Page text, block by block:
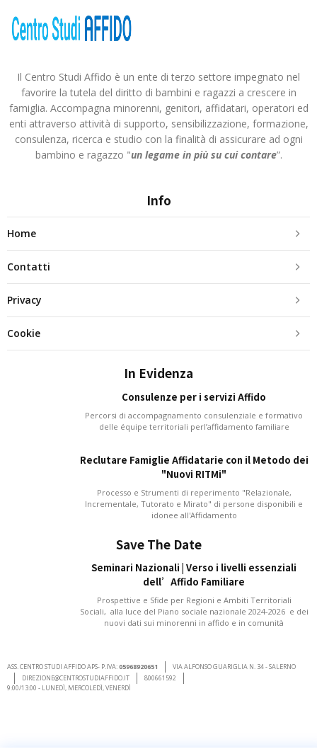
Il Centro Studi Affido è un ente di terzo settore impegnato nel
favorire la tutela del diritto di bambini e ragazzi a crescere in
famiglia. Accompagna minorenni, genitori, affidatari, operatori ed
enti attraverso attività di supporto, sensibilizzazione, formazione,
consulenza, ricerca e studio con la finalità di assicurare ad ogni
bambino e ragazzo "un legame in più su cui contare”.
Info
Home
Contatti
Privacy
Cookie
In Evidenza
Consulenze per i servizi Affido
Percorsi di accompagnamento consulenziale e formativo
delle équipe territoriali perl’affidamento familiare
Reclutare Famiglie Affidatarie con il Metodo dei
"Nuovi RITMi"
Processo e Strumenti di reperimento "Relazionale,
Incrementale, Tutorato e Mirato" di persone disponibili e
idonee all'Affidamento
Save The Date
Seminari Nazionali | Verso i livelli essenziali
dell’Affido Familiare
Prospettive e Sfide per Regioni e Ambiti Territoriali
Sociali, alla luce del Piano sociale nazionale 2024-2026 e dei
nuovi dati sui minorenni in affido e in comunità
ASS. CENTRO STUDI AFFIDO APS- P.IVA:05968920651
VIA ALFONSO GUARIGLIA N. 34 - SALERNO
DIREZIONE@CENTROSTUDIAFFIDO.IT
800661592
9:00/13:00 - LUNEDÌ, MERCOLEDÌ, VENERDÌ